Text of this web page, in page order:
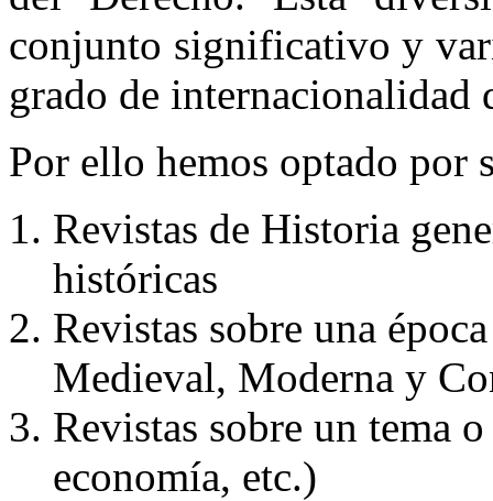
conjunto significativo y
grado de internacionalidad
Por ello hemos optado por
Revistas de Historia
históricas
Revistas sobre una
Medieval, Moderna y
Revistas sobre un tema
economía, etc.)